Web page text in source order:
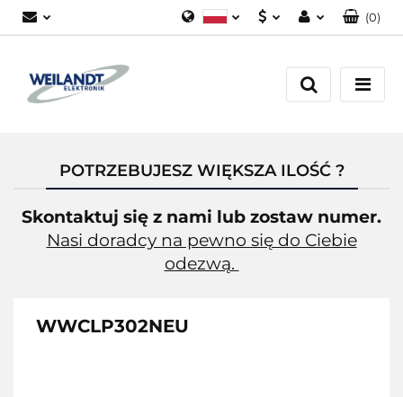
Załóż konto
(0)
POTRZEBUJESZ WIĘKSZA ILOŚĆ ?
Skontaktuj się z nami lub zostaw numer.
Nasi doradcy na pewno się do Ciebie
odezwą.
WWCLP302NEU